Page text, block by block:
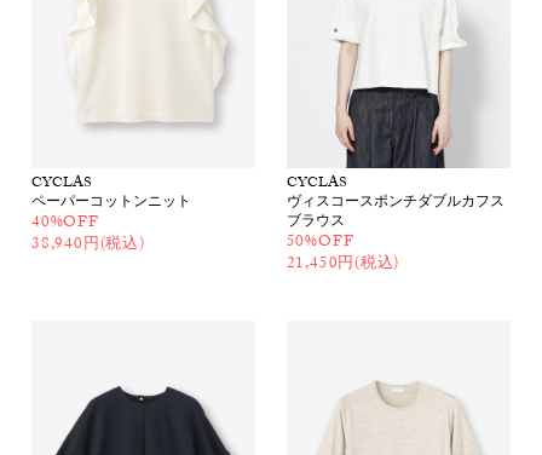
CYCLAS
ペーパーコットンニット
40%OFF
38,940円(税込)
CYCLAS
ヴィスコースポンチダブルカフス
ブラウス
50%OFF
21,450円(税込)